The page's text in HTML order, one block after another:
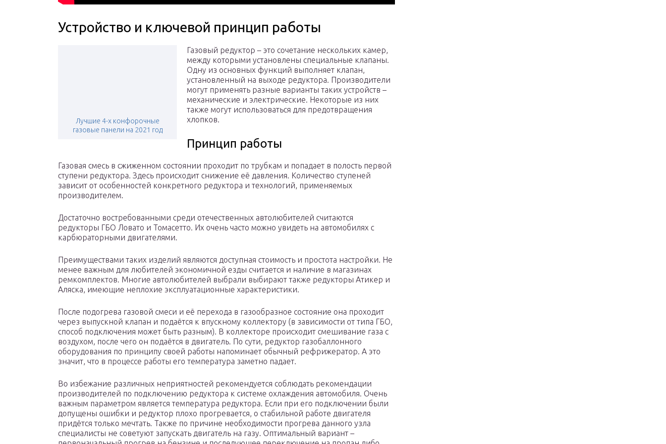
Устройство и ключевой принцип работы
Лучшие 4-х конфорочные
газовые панели на 2021 год
Газовый редуктор – это сочетание нескольких камер,
между которыми установлены специальные клапаны.
Одну из основных функций выполняет клапан,
установленный на выходе редуктора. Производители
могут применять разные варианты таких устройств –
механические и электрические. Некоторые из них
также могут использоваться для предотвращения
хлопков.
Принцип работы
Газовая смесь в сжиженном состоянии проходит по трубкам и попадает в полость первой
ступени редуктора. Здесь происходит снижение её давления. Количество ступеней
зависит от особенностей конкретного редуктора и технологий, применяемых
производителем.
Достаточно востребованными среди отечественных автолюбителей считаются
редукторы ГБО Ловато и Томасетто. Их очень часто можно увидеть на автомобилях с
карбюраторными двигателями.
Преимуществами таких изделий являются доступная стоимость и простота настройки. Не
менее важным для любителей экономичной езды считается и наличие в магазинах
ремкомплектов. Многие автолюбителей выбрали выбирают также редукторы Атикер и
Аляска, имеющие неплохие эксплуатационные характеристики.
После подогрева газовой смеси и её перехода в газообразное состояние она проходит
через выпускной клапан и подаётся к впускному коллектору (в зависимости от типа ГБО,
способ подключения может быть разным). В коллекторе происходит смешивание газа с
воздухом, после чего он подаётся в двигатель. По сути, редуктор газобаллонного
оборудования по принципу своей работы напоминает обычный рефрижератор. А это
значит, что в процессе работы его температура заметно падает.
Во избежание различных неприятностей рекомендуется соблюдать рекомендации
производителей по подключению редуктора к системе охлаждения автомобиля. Очень
важным параметром является температура редуктора. Если при его подключении были
допущены ошибки и редуктор плохо прогревается, о стабильной работе двигателя
придётся только мечтать. Также по причине необходимости прогрева данного узла
специалисты не советуют запускать двигатель на газу. Оптимальный вариант –